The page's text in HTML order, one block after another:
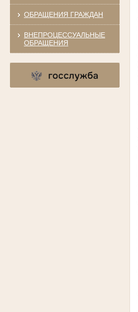
ОБРАЩЕНИЯ ГРАЖДАН
ВНЕПРОЦЕССУАЛЬНЫЕ
ОБРАЩЕНИЯ